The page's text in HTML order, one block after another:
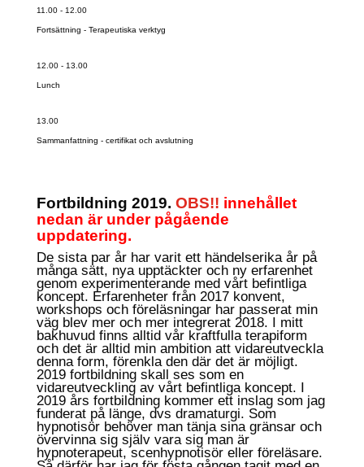
11.00 - 12.00
Fortsättning - Terapeutiska verktyg
12.00 - 13.00
Lunch
13.00
Sammanfattning - certifikat och avslutning
Fortbildning 2019. OBS!! innehållet
nedan är under pågående
uppdatering.
De sista par år har varit ett händelserika år på
många sätt, nya upptäckter och ny erfarenhet
genom experimenterande med vårt befintliga
koncept. Erfarenheter från 2017 konvent,
workshops och föreläsningar har passerat min
väg blev mer och mer integrerat 2018. I mitt
bakhuvud finns alltid vår kraftfulla terapiform
och det är alltid min ambition att vidareutveckla
denna form, förenkla den där det är möjligt.
2019 fortbildning skall ses som en
vidareutveckling av vårt befintliga koncept. I
2019 års fortbildning kommer ett inslag som jag
funderat på länge, dvs dramaturgi. Som
hypnotisör behöver man tänja sina gränsar och
övervinna sig själv vara sig man är
hypnoterapeut, scenhypnotisör eller föreläsare.